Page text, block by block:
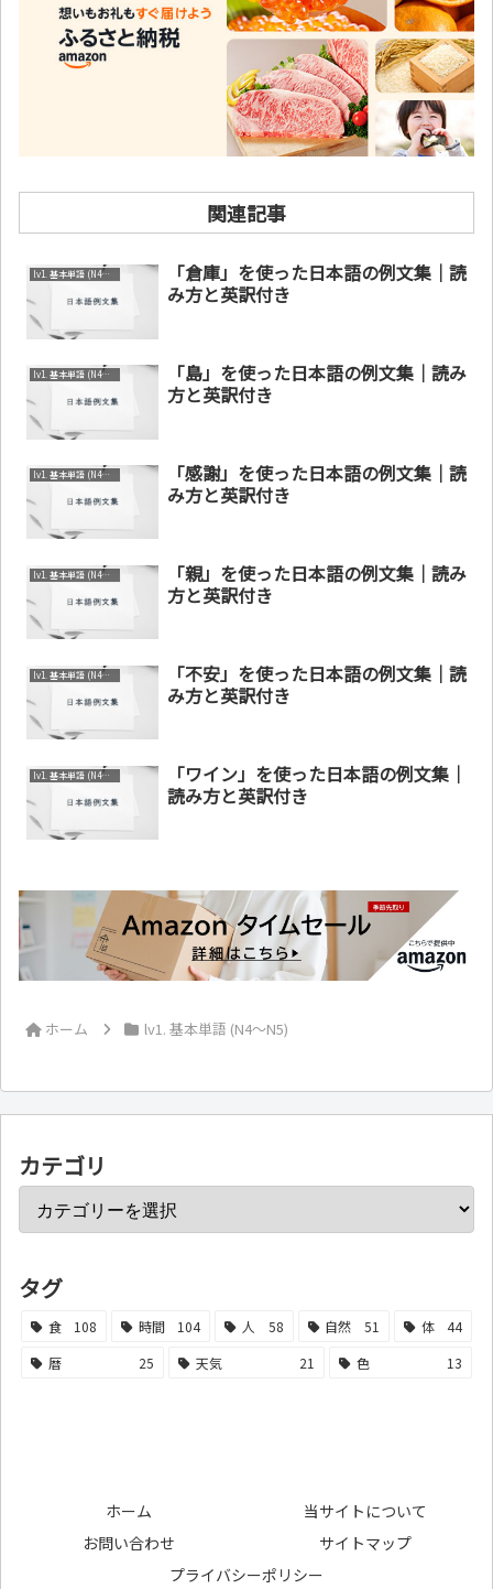
関連記事
lv1. 基本単語 (N4～N5)
「倉庫」を使った日本語の例文集｜読
み方と英訳付き
lv1. 基本単語 (N4～N5)
「島」を使った日本語の例文集｜読み
方と英訳付き
lv1. 基本単語 (N4～N5)
「感謝」を使った日本語の例文集｜読
み方と英訳付き
lv1. 基本単語 (N4～N5)
「親」を使った日本語の例文集｜読み
方と英訳付き
lv1. 基本単語 (N4～N5)
「不安」を使った日本語の例文集｜読
み方と英訳付き
lv1. 基本単語 (N4～N5)
「ワイン」を使った日本語の例文集｜
読み方と英訳付き
ホーム lv1. 基本単語 (N4～N5)
カテゴリ
タグ
食 108 時間 104 人 58 自然 51 体
44
暦
25 天気 21 色 13
ホーム
当サイトについて
お問い合わせ
サイトマップ
プライバシーポリシー